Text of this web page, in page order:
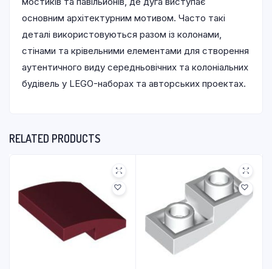
основним архітектурним мотивом. Часто такі
деталі використовуються разом із колонами,
стінами та крівельними елементами для створення
аутентичного виду середньовічних та колоніальних
будівель у LEGO-наборах та авторських проектах.
RELATED PRODUCTS